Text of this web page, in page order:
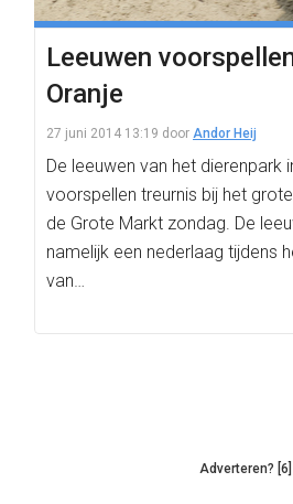
Leeuwen
Oranje
27 juni 2014 13:19 door Andor Heij
De leeuwen van het dierenpark
voorspellen treurnis bij het
de Grote Markt zondag. De
namelijk een nederlaag tijdens
van…
Adverteren? [6]